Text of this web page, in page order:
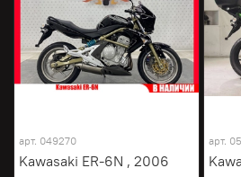
арт. 049270
Kawasaki ER-6N , 2006
арт.